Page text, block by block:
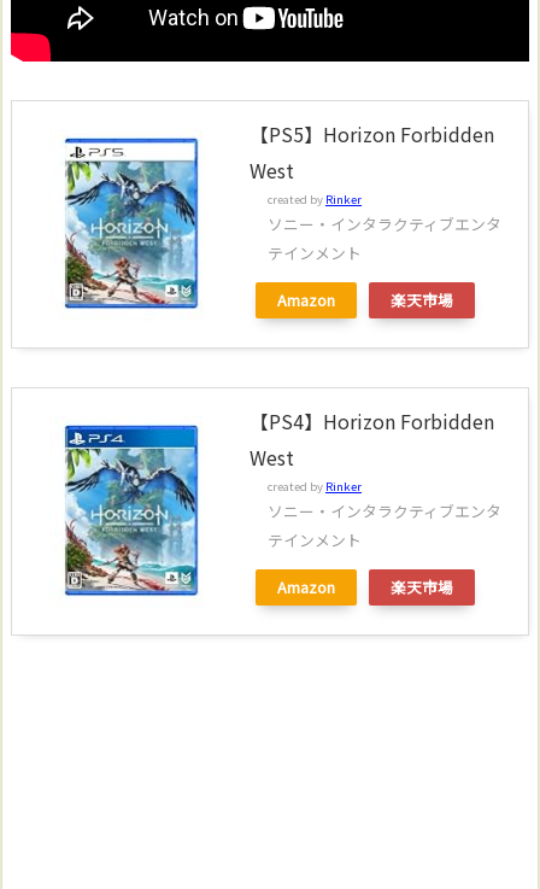
【PS5】Horizon Forbidden
West
created by Rinker
ソニー・インタラクティブエンタ
テインメント
Amazon 楽天市場
【PS4】Horizon Forbidden
West
created by Rinker
ソニー・インタラクティブエンタ
テインメント
Amazon 楽天市場